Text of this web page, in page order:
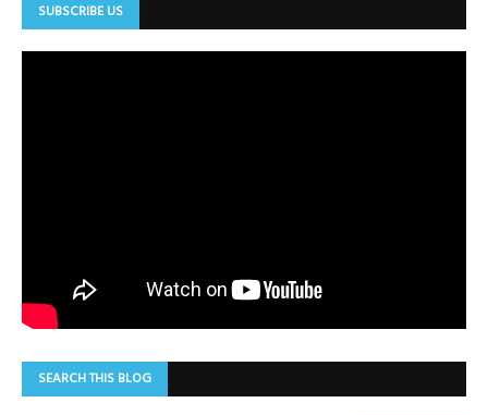
SUBSCRIBE US
SEARCH THIS BLOG